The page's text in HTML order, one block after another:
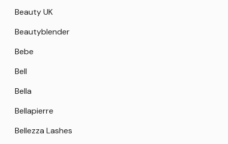
Beauty UK
Beautyblender
Bebe
Bell
Bella
Bellapierre
Bellezza Lashes